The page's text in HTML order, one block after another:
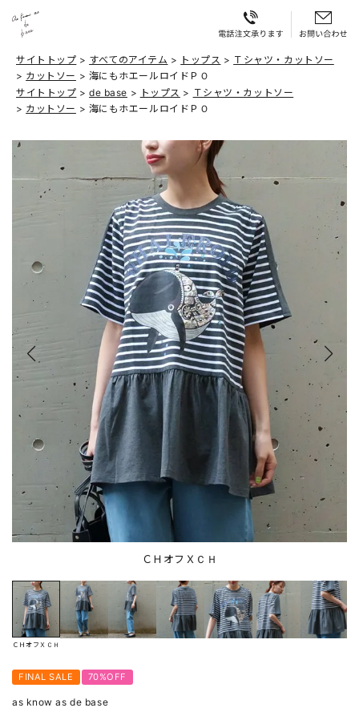
サイトトップ すべてのアイテム トップス
Ｔシャツ・カットソー
カットソー
海にもホエールロイドＰＯ
サイトトップ
de base トップス
Ｔシャツ・カットソー
カットソー
海にもホエールロイドＰＯ
ＣＨオフＸＣＨ
ＣＨオフＸＣＨ
FINAL SALE 70%OFF
as know as de base